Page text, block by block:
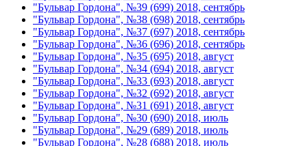
"Бульвар Гордона", №39 (699) 2018, сентябрь
"Бульвар Гордона", №38 (698) 2018, сентябрь
"Бульвар Гордона", №37 (697) 2018, сентябрь
"Бульвар Гордона", №36 (696) 2018, сентябрь
"Бульвар Гордона", №35 (695) 2018, август
"Бульвар Гордона", №34 (694) 2018, август
"Бульвар Гордона", №33 (693) 2018, август
"Бульвар Гордона", №32 (692) 2018, август
"Бульвар Гордона", №31 (691) 2018, август
"Бульвар Гордона", №30 (690) 2018, июль
"Бульвар Гордона", №29 (689) 2018, июль
"Бульвар Гордона", №28 (688) 2018, июль